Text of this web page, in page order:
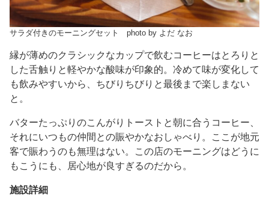
サラダ付きのモーニングセット photo by よだ なお
縁が薄めのクラシックなカップで飲むコーヒーはとろりと
した舌触りと軽やかな酸味が印象的。冷めて味が変化して
も飲みやすいから、ちびりちびりと最後まで楽しまない
と。
バターたっぷりのこんがりトーストと朝に合うコーヒー、
それにいつもの仲間との賑やかなおしゃべり。ここが地元
客で賑わうのも無理はない。この店のモーニングはどうに
もこうにも、居心地が良すぎるのだから。
施設詳細